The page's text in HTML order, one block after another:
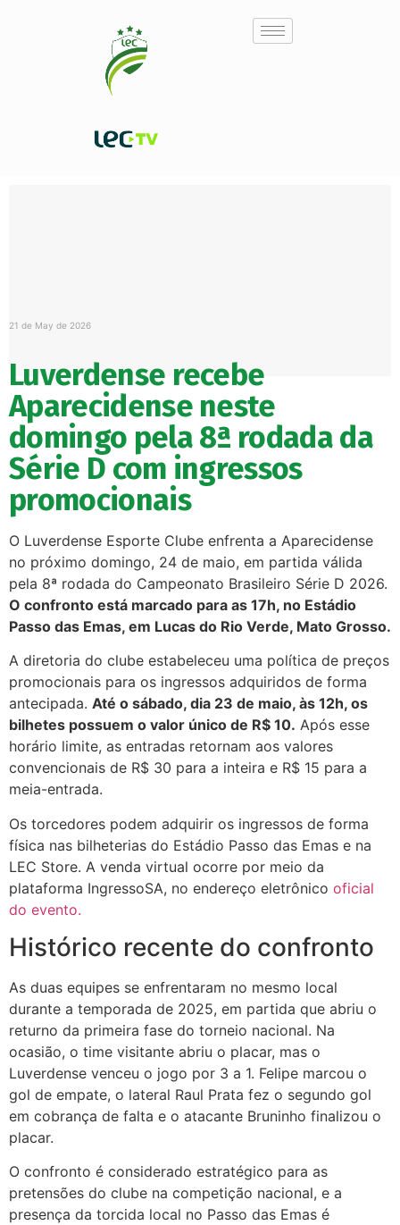
21 de May de 2026
Luverdense recebe
Aparecidense neste
domingo pela 8ª rodada da
Série D com ingressos
promocionais
O Luverdense Esporte Clube enfrenta a Aparecidense
no próximo domingo, 24 de maio, em partida válida
pela 8ª rodada do Campeonato Brasileiro Série D 2026.
O confronto está marcado para as 17h, no Estádio
Passo das Emas, em Lucas do Rio Verde, Mato Grosso.
A diretoria do clube estabeleceu uma política de preços
promocionais para os ingressos adquiridos de forma
antecipada. Até o sábado, dia 23 de maio, às 12h, os
bilhetes possuem o valor único de R$ 10. Após esse
horário limite, as entradas retornam aos valores
convencionais de R$ 30 para a inteira e R$ 15 para a
meia-entrada.
Os torcedores podem adquirir os ingressos de forma
física nas bilheterias do Estádio Passo das Emas e na
LEC Store. A venda virtual ocorre por meio da
plataforma IngressoSA, no endereço eletrônico oficial
do evento.
Histórico recente do confronto
As duas equipes se enfrentaram no mesmo local
durante a temporada de 2025, em partida que abriu o
returno da primeira fase do torneio nacional. Na
ocasião, o time visitante abriu o placar, mas o
Luverdense venceu o jogo por 3 a 1. Felipe marcou o
gol de empate, o lateral Raul Prata fez o segundo gol
em cobrança de falta e o atacante Bruninho finalizou o
placar.
O confronto é considerado estratégico para as
pretensões do clube na competição nacional, e a
presença da torcida local no Passo das Emas é